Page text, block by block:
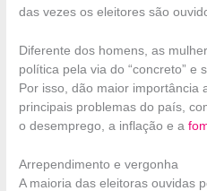
das vezes os eleitores são
Diferente dos homens, as
política pela via do “concreto” e
Por isso, dão maior importância
principais problemas do país,
o desemprego, a inflação e a
Arrependimento e vergonha
A maioria das eleitoras ouvidas